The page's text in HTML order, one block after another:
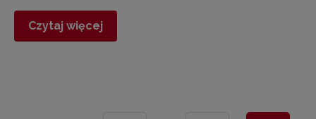
Czytaj więcej